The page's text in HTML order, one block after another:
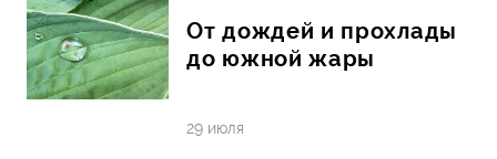
От дождей и прохлады
до южной жары
29 июля